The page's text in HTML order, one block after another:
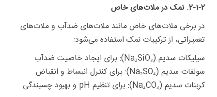
۲-۱-۲. نمک در ملات‌های خاص
در برخی ملات‌های خاص مانند ملات‌های ضدآب و ملات‌های
تعمیراتی، از ترکیبات نمک استفاده می‌شود:
سیلیکات سدیم (Na₂SiO₃): برای ایجاد خاصیت ضدآب
سولفات سدیم (Na₂SO₄): برای کنترل انبساط و انقباض
کربنات سدیم (Na₂CO₃): برای تنظیم pH و بهبود چسبندگی